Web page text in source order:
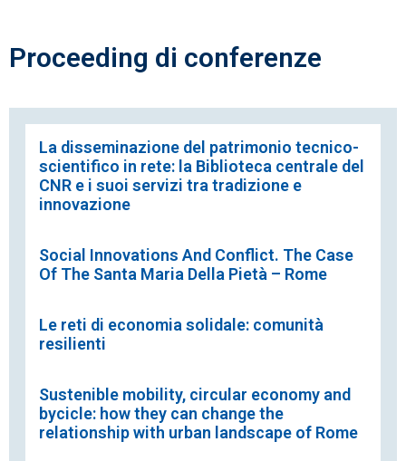
Proceeding di conferenze
La disseminazione del patrimonio tecnico-
scientifico in rete: la Biblioteca centrale del
CNR e i suoi servizi tra tradizione e
innovazione
Social Innovations And Conflict. The Case
Of The Santa Maria Della Pietà – Rome
Le reti di economia solidale: comunità
resilienti
Sustenible mobility, circular economy and
bycicle: how they can change the
relationship with urban landscape of Rome